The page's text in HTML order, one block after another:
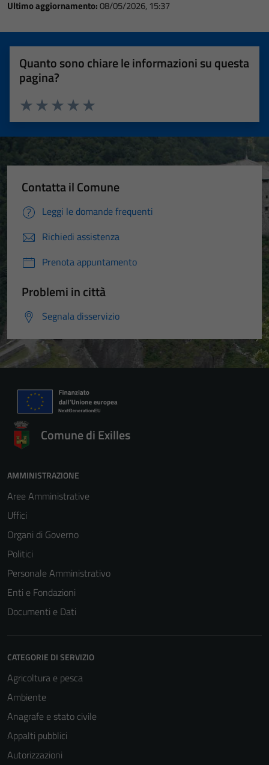
Ultimo aggiornamento:08/05/2026, 15:37
Quanto sono chiare le informazioni su questa
pagina?
Valuta 5 stelle su 5
Valuta 4 stelle su 5
Valuta 3 stelle su 5
Valuta 2 stelle su 5
Valuta 1 stelle su 5
Contatta il Comune
Leggi le domande frequenti
Richiedi assistenza
Prenota appuntamento
Problemi in città
Segnala disservizio
Comune di Exilles
AMMINISTRAZIONE
Aree Amministrative
Uffici
Organi di Governo
Politici
Personale Amministrativo
Enti e Fondazioni
Documenti e Dati
CATEGORIE DI SERVIZIO
Agricoltura e pesca
Ambiente
Anagrafe e stato civile
Appalti pubblici
Autorizzazioni